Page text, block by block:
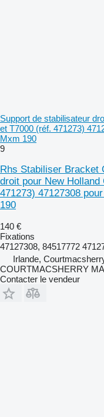
Support de stabilisateur
et T7000 (réf. 471273)
Mxm 190
9
Rhs Stabiliser Bracket
droit pour New
471273) 47127308
190
140 €
Fixations
47127308, 84517772
Irlande,
COURTMACSHERRY
Contacter le vendeur